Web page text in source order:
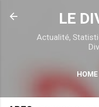
Accéder
LE
Actualité,
HOME